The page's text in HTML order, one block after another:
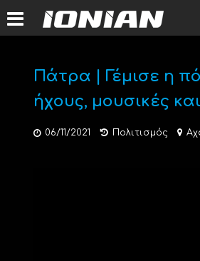
Πάτρα | Γέμισε η
ήχους, μουσικές
06/11/2021 Πολιτισμός